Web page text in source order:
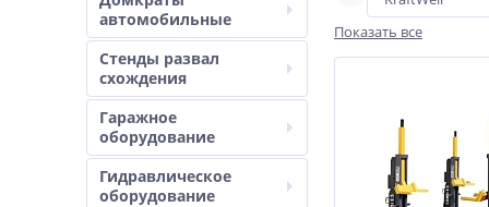
автомобильные
Стенды развал
схождения
Гаражное
оборудование
Гидравлическое
оборудование
Показать все